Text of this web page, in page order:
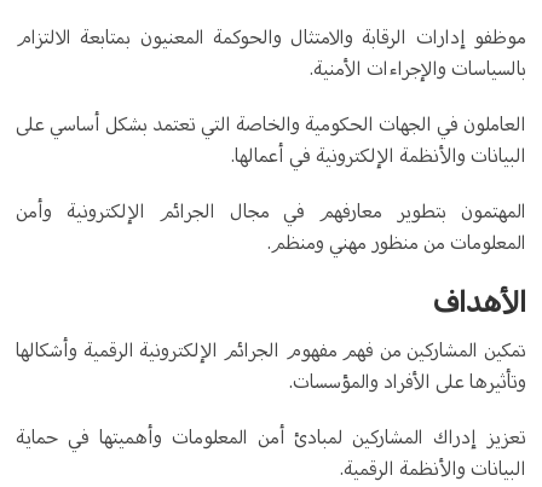
موظفو إدارات الرقابة والامتثال والحوكمة المعنيون بمتابعة الالتزام
بالسياسات والإجراءات الأمنية.
العاملون في الجهات الحكومية والخاصة التي تعتمد بشكل أساسي على
البيانات والأنظمة الإلكترونية في أعمالها.
المهتمون بتطوير معارفهم في مجال الجرائم الإلكترونية وأمن
المعلومات من منظور مهني ومنظم.
الأهداف
تمكين المشاركين من فهم مفهوم الجرائم الإلكترونية الرقمية وأشكالها
وتأثيرها على الأفراد والمؤسسات.
تعزيز إدراك المشاركين لمبادئ أمن المعلومات وأهميتها في حماية
البيانات والأنظمة الرقمية.